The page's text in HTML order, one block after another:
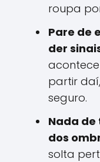
roupa
Pare de
der
partir
seguro.
Nada
dos
solta